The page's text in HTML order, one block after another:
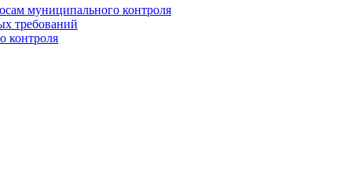
муниципального контроля
требований
контроля